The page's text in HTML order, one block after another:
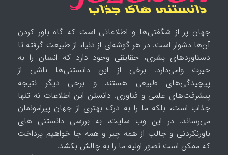
جهان پر از شگفتی‌ها و اطلاعاتی است که گاه باور کردن
آن‌ها دشوار است. در هر گوشه‌ای از دنیا، از طبیعت گرفته تا
دستاوردهای بشری، حقایقی وجود دارد که انسان را به
حیرت وامی‌دارد. برخی از این دانستنی‌ها ناشی از
پیچیدگی‌های طبیعی هستند و برخی دیگر نتیجه
پیشرفت‌های علمی و فناوری. دانستن این اطلاعات نه تنها
جذاب است، بلکه ما را به درک بهتری از جهان پیرامونمان
می‌رساند. در این وب سایت، به بررسی دانستنی های
باورنکردنی و جالب از همه چیز و همه جا خواهیم پرداخت
که ممکن است تصور اولیه ما را به چالش بکشد.